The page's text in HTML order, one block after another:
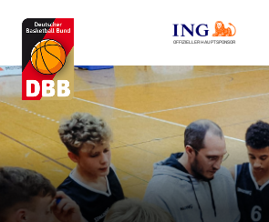
OFFIZIELLER HAUPTSPONSOR